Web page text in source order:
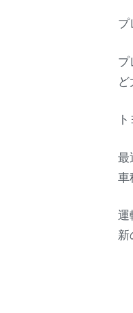
プ
プ
最
車
運
新